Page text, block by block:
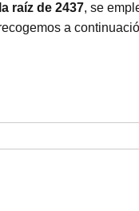
la raíz de 2437, se
a